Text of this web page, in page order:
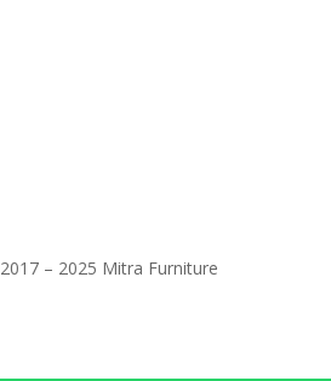
– 2025 Mitra Furniture